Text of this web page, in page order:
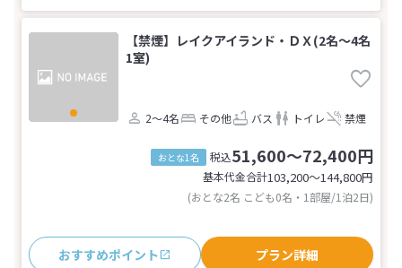
【禁煙】レイクアイランド・ＤＸ(2名～4名
1室)
2～4名 その他 バス トイレ 禁煙
おとな1名 税込51,600～72,400円
基本代金合計103,200〜144,800円
(おとな2名 こども0名・1部屋/1泊2日)
おすすめポイント プラン詳細